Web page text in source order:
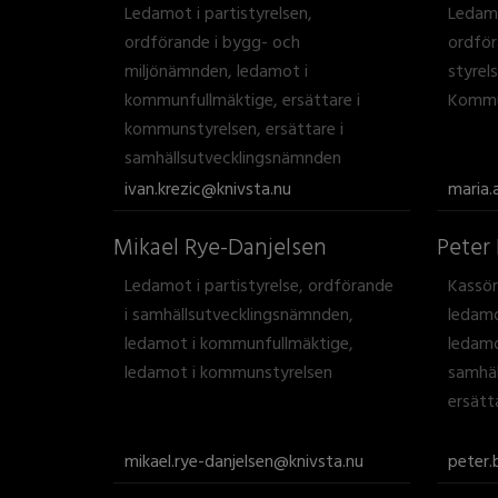
Ledamot i partistyrelsen,
ordförande i bygg- och
miljönämnden, ledamot i
kommunfullmäktige, ersättare i
kommunstyrelsen, ersättare i
samhällsutvecklingsnämnden
ivan.krezic@knivsta.nu
Mikael Rye-Danjelsen
Ledamot i partistyrelse, ordförande
i samhällsutvecklingsnämnden,
ledamot i kommunfullmäktige,
ledamot i kommunstyrelsen
mikael.rye-danjelsen@knivsta.nu